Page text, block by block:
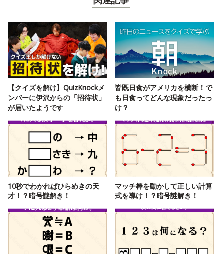
【クイズを解け】QuizKnockメ
ンバーに伊沢からの「招待状」
が届いたようです
皆既日食がアメリカを横断！で
も日食ってどんな現象だったっ
け？
10秒でわかればひらめきの天
才！？暗号謎解き！
マッチ棒を動かして正しい計算
式を導け！？暗号謎解き！